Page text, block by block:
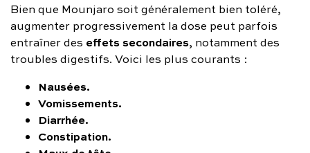
Bien que Mounjaro soit généralement bien toléré,
augmenter progressivement la dose peut parfois
entraîner des effets secondaires, notamment des
troubles digestifs. Voici les plus courants :
Nausées.
Vomissements.
Diarrhée.
Constipation.